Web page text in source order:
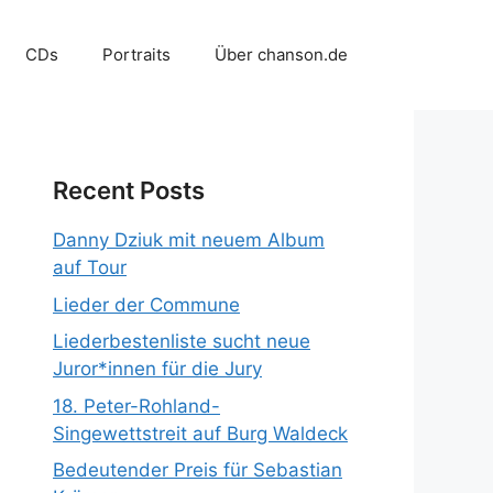
CDs Portraits Über chanson.de
Recent Posts
Danny Dziuk mit neuem Album
auf Tour
Lieder der Commune
Liederbestenliste sucht neue
Juror*innen für die Jury
18. Peter-Rohland-
Singewettstreit auf Burg Waldeck
Bedeutender Preis für Sebastian